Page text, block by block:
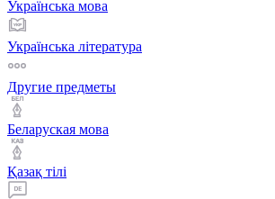
Українська мова
Українська література
Другие предметы
Беларуская мова
Қазақ тiлi